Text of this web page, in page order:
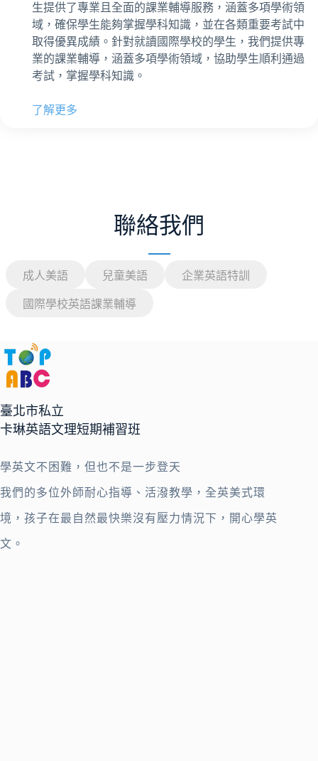
生提供了專業且全面的課業輔導服務，涵蓋多項學術領
域，確保學生能夠掌握學科知識，並在各類重要考試中
取得優異成績。針對就讀國際學校的學生，我們提供專
業的課業輔導，涵蓋多項學術領域，協助學生順利通過
考試，掌握學科知識。
了解更多
聯絡我們
成人美語 兒童美語 企業英語特訓
國際學校英語課業輔導
臺北市私立
卡琳英語文理短期補習班
學英文不困難，但也不是一步登天
我們的多位外師耐心指導、活潑教學，全英美式環
境，孩子在最自然最快樂沒有壓力情況下，開心學英
文。